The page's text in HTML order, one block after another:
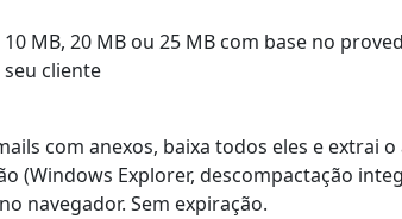
MB, 20 MB ou 25 MB com base no
cliente
com anexos, baixa todos eles e extrai
Explorer, descompactação
navegador. Sem expiração.